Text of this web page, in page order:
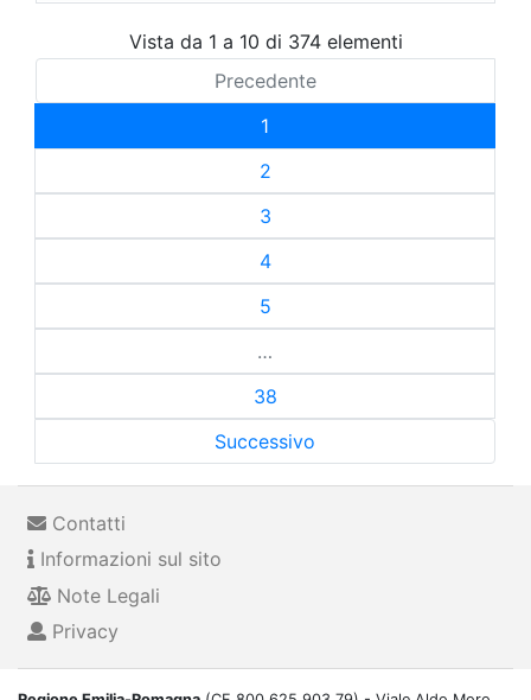
Vista da 1 a 10 di 374 elementi
Precedente
1
2
3
4
5
…
38
Successivo
Contatti
Informazioni sul sito
Note Legali
Privacy